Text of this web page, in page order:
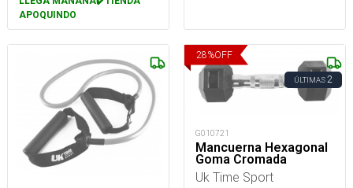
APOQUINDO
28%OFF
ÚLTIMAS2
G010721
Mancuerna Hexagonal
Goma Cromada
Uk Time Sport